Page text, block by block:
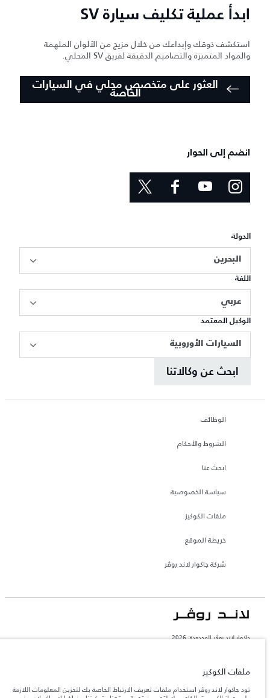
ابدأ عملية تكليف سيارة SV
استكشف ذوقك وإبداعك من خلال مزيج من الألوان الملهمة
والمواد المتميزة والتصاميم الدقيقة لفريق SV المحلي.
العثور على متخصص محلي في السيارات
الخاصة
انضم إلى الحوار
الدولة
البحرين
اللغة
عربي
الوكيل المعتمد
السيارات الأوروبية
ابحث عن وكالاتنا
الوظائف
الشروط والأحكام
ابحث عنا
سياسة الخصوصية
ملفات الكوكيز
خريطة الموقع
شركة جاكوار لاند روڤر
جاكوار لاند روڨر المحدودة: 2026
تعكس الأوزان المذكورة مواصفات السيارة القياسية. سوف تؤثر الإكسسوارات وغيرها من
العناصر المثبتة بعد نقطة التصنيع في الحمولة. تأكد من عدم تجاوز الوزن الإجمالي للسيارة
والحمولة.
ملفات الكوكيز
تود جاكوار لاند روڤر استخدام ملفات تعريف الارتباط الخاصة بك لتخزين المعلومات اللازمة